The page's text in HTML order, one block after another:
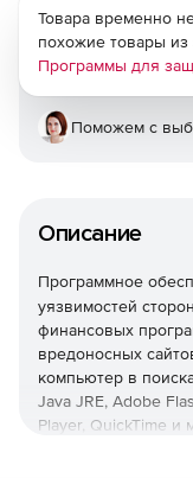
Описание
Программное
уязвимостей
финансовых
вредоносных
компьютер в
Java JRE, Adobe
Player, QuickTime и
Товара временно
похожие товары из
Программы для
Поможем с